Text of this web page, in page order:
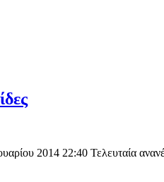
2014 22:40 Τελευταία